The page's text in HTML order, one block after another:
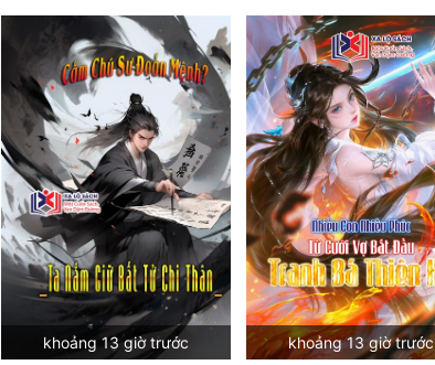
khoảng 13 giờ trước
khoảng 13 giờ trước